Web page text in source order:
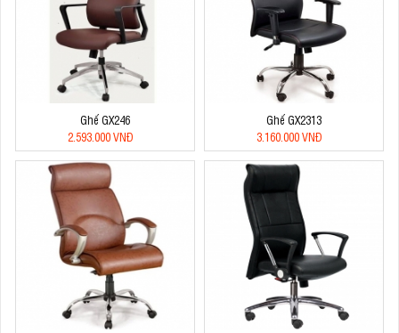
Ghế GX246
2.593.000 VNĐ
Ghế GX2313
3.160.000 VNĐ